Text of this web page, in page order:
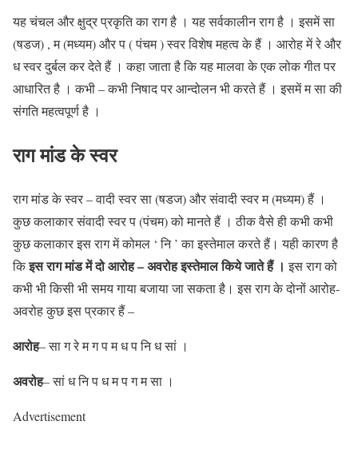
यह चंचल और क्षुद्र प्रकृति का राग है । यह सर्वकालीन राग है । इसमें सा
(षडज) , म (मध्यम) और प ( पंचम ) स्वर विशेष महत्व के हैं । आरोह में रे और
ध स्वर दुर्बल कर देते हैं । कहा जाता है कि यह मालवा के एक लोक गीत पर
आधारित है । कभी – कभी निषाद पर आन्दोलन भी करते हैं । इसमें म सा की
संगति महत्वपूर्ण है ।
राग मांड के स्वर
राग मांड के स्वर – वादी स्वर सा (षडज) और संवादी स्वर म (मध्यम) हैं ।
कुछ कलाकार संवादी स्वर प (पंचम) को मानते हैं । ठीक वैसे ही कभी कभी
कुछ कलाकार इस राग में कोमल ‘ नि ’ का इस्तेमाल करते हैं। यही कारण है
किइस राग मांड मेंदो आरोह – अवरोहइस्तेमाल किये जाते हैं । इस राग को
कभी भी किसी भी समय गाया बजाया जा सकता है। इस राग के दोनों आरोह-
अवरोह कुछ इस प्रकार हैं –
आरोह– सा ग रे म ग प म ध प नि ध सां ।
अवरोह– सां ध नि प ध म प ग म सा ।
Advertisement